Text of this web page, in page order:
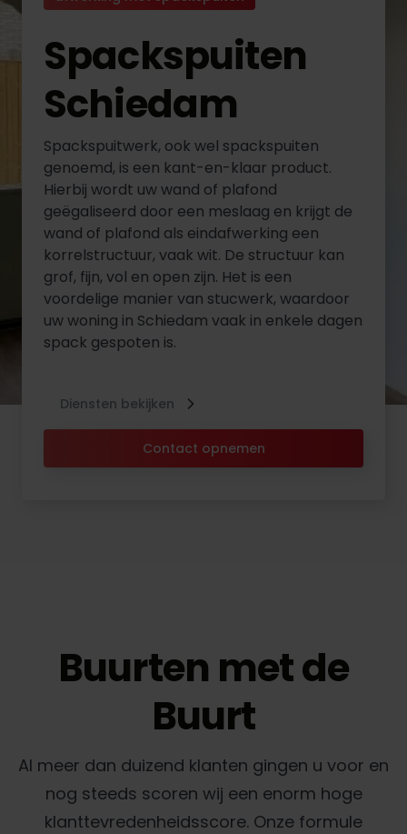
Spackspuiten
Schiedam
Spackspuitwerk, ook wel spackspuiten
genoemd, is een kant-en-klaar product.
Hierbij wordt uw wand of plafond
geëgaliseerd door een meslaag en krijgt de
wand of plafond als eindafwerking een
korrelstructuur, vaak wit. De structuur kan
grof, fijn, vol en open zijn. Het is een
voordelige manier van stucwerk, waardoor
uw woning in Schiedam vaak in enkele dagen
spack gespoten is.
Contact opnemen
Diensten bekijken
Buurten met de
Buurt
Al meer dan duizend klanten gingen u voor en
nog steeds scoren wij een enorm hoge
klanttevredenheidsscore. Onze formule